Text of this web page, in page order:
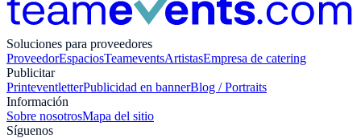
Soluciones para proveedores
ProveedorEspaciosTeameventsArtistasEmpresa de catering
Publicitar
PrinteventletterPublicidad en bannerBlog / Portraits
Información
Sobre nosotrosMapa del sitio
Síguenos